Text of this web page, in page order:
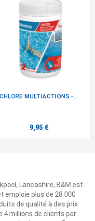
CHLORE MULTIACTIONS -...
9,95 €
Lancashire, B&M est
emploie plus de 28 000
de qualité à des prix
4 millions de clients par